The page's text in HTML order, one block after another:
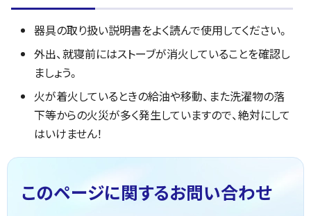
器具の取り扱い説明書をよく読んで使用してください。
外出、就寝前にはストーブが消火していることを確認し
ましょう。
火が着火しているときの給油や移動、また洗濯物の落
下等からの火災が多く発生していますので、絶対にして
はいけません！
このページに関するお問い合わせ